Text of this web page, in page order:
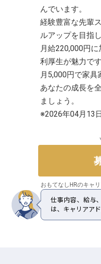
んでいます。
経験豊富な先輩
ルアップを目指
月給220,000円
利厚生が魅力です
月5,000円で家具
あなたの成長を
ましょう。
※2026年04月13
おもてなしHRのキャ
仕事内容、給与
は、キャリアア